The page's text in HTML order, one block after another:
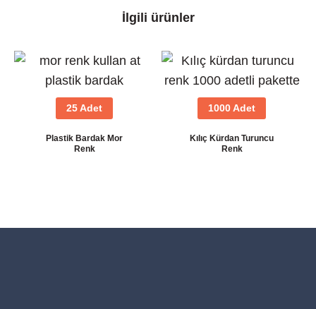
İlgili ürünler
25 Adet
Plastik Bardak Mor
Renk
1000 Adet
Kılıç Kürdan Turuncu
Renk